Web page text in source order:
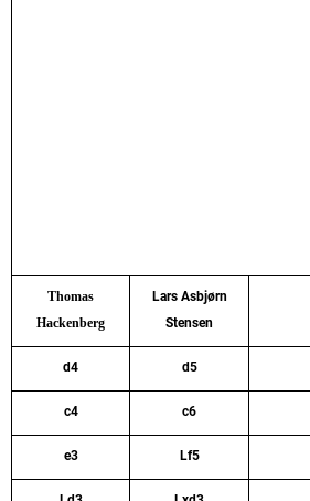
Thomas
Hackenberg
Lars Asbjørn
Stensen
d4 d5
c4 c6
e3 Lf5